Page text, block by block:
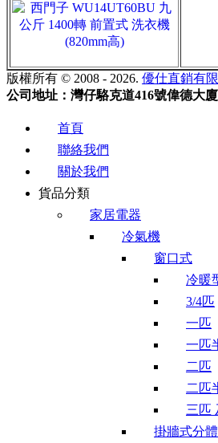
版權所有 © 2008 - 2026. 優仕直銷有
公司地址：灣仔駱克道416號偉德大
首頁
聯絡我們
關於我們
貨品分類
家居電器
冷氣機
窗口式
冷暖
3/4匹
一匹
一匹
二匹
二匹
三匹
掛牆式分體